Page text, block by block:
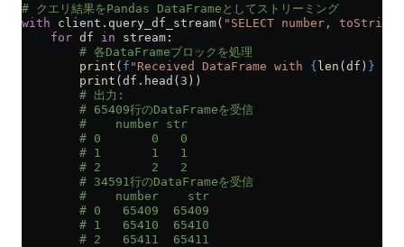
# クエリ結果をPandas DataFrameとしてストリーミング
with client.query_df_stream( "SELECT number,
    for
df in stream:
        # 各DataFrameブロックを処理
        print
( f "Received DataFrame with { len (df) }
        print
(df.head( 3 ))
        # 出力:
        # 65409行のDataFrameを受信
        #    number str
        # 0       0   0
        # 1       1   1
        # 2       2   2
        # 34591行のDataFrameを受信
        #    number    str
        # 0   65409  65409
        # 1   65410  65410
        # 2   65411  65411